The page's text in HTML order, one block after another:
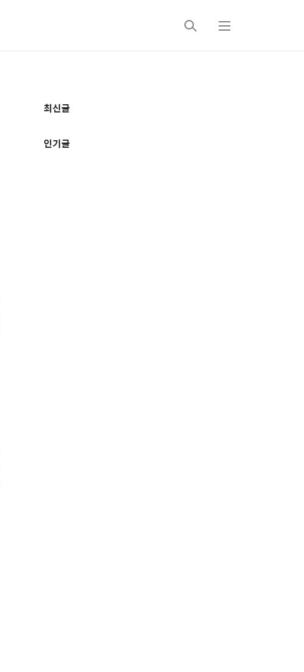
검
메
추
정
최신글
인기글